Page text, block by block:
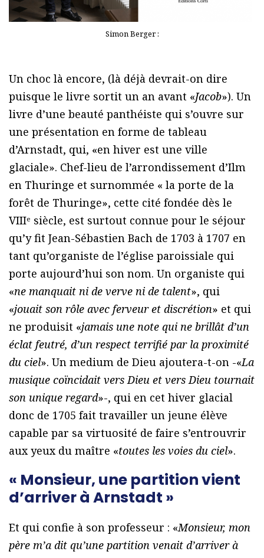
Simon Berger :
Un choc là encore, (là déjà devrait-on dire
puisque le livre sortit un an avant «Jacob»). Un
livre d’une beauté panthéiste qui s’ouvre sur
une présentation en forme de tableau
d’Arnstadt, qui, «en hiver est une ville
glaciale». Chef-lieu de l’arrondissement d’Ilm
en Thuringe et surnommée « la porte de la
forêt de Thuringe», cette cité fondée dès le
VIIIᵉ siècle, est surtout connue pour le séjour
qu’y fit Jean-Sébastien Bach de 1703 à 1707 en
tant qu’organiste de l’église paroissiale qui
porte aujourd’hui son nom. Un organiste qui
«ne manquait ni de verve ni de talent», qui
«jouait son rôle avec ferveur et discrétion» et qui
ne produisit «jamais une note qui ne brillât d’un
éclat feutré, d’un respect terrifié par la proximité
du ciel». Un medium de Dieu ajoutera-t-on -«La
musique coïncidait vers Dieu et vers Dieu tournait
son unique regard»-, qui en cet hiver glacial
donc de 1705 fait travailler un jeune élève
capable par sa virtuosité de faire s’entrouvrir
aux yeux du maître «toutes les voies du ciel».
« Monsieur, une partition vient
d’arriver à Arnstadt »
Et qui confie à son professeur : «Monsieur, mon
père m’a dit qu’une partition venait d’arriver à